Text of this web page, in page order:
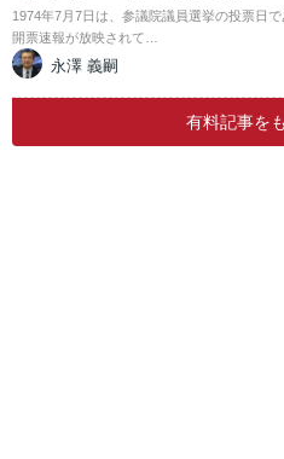
1974年7月7日は、参議院議員選挙の投票日
開票速報が放映されて…
永澤 義嗣
有料記事を